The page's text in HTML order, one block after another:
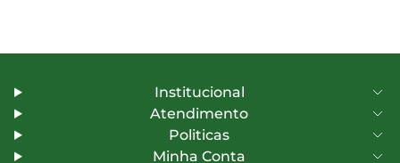
Institucional
Atendimento
Politicas
Minha Conta